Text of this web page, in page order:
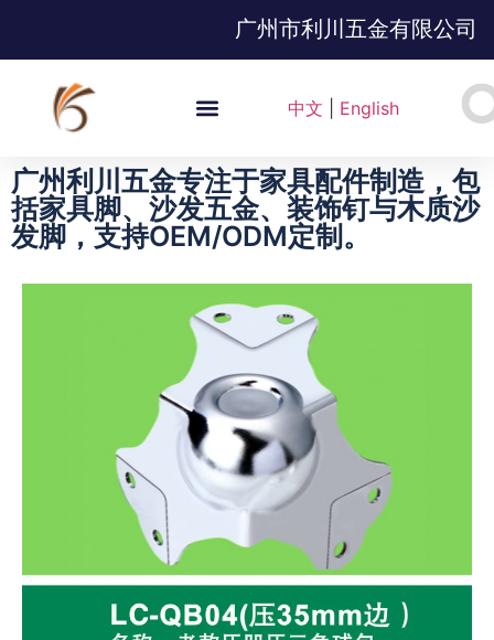
广州市利川五金有限公司
中文 English
广州利川五金专注于家具配件制造，包
括家具脚、沙发五金、装饰钉与木质沙
发脚，支持OEM/ODM定制。